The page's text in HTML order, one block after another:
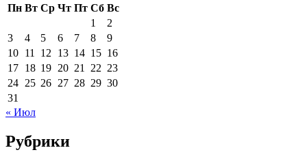
Пн Вт Ср Чт Пт Сб Вс
1
2
3
4 5 6 7 8
9
10 11 12 13 14 15 16
17 18 19 20 21 22 23
24 25 26 27 28 29 30
31
« Июл
Рубрики